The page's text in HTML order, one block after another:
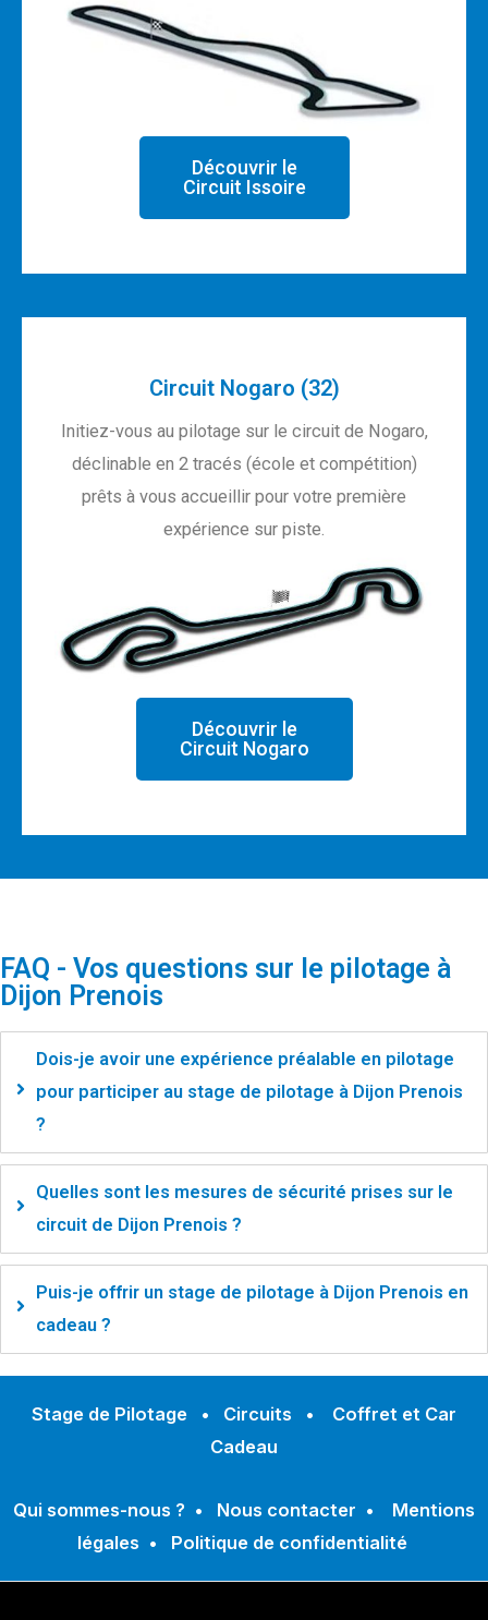
Découvrir le
Circuit Issoire
Circuit Nogaro (32)
Initiez-vous au pilotage sur le circuit de Nogaro,
déclinable en 2 tracés (école et compétition)
prêts à vous accueillir pour votre première
expérience sur piste.
Découvrir le
Circuit Nogaro
FAQ - Vos questions sur le pilotage à
Dijon Prenois
Dois-je avoir une expérience préalable en pilotage
pour participer au stage de pilotage à Dijon Prenois
?
Quelles sont les mesures de sécurité prises sur le
circuit de Dijon Prenois ?
Puis-je offrir un stage de pilotage à Dijon Prenois en
cadeau ?
Stage de Pilotage • Circuits • Coffret et Car
Cadeau
Qui sommes-nous ? • Nous contacter • Mentions
légales • Politique de confidentialité